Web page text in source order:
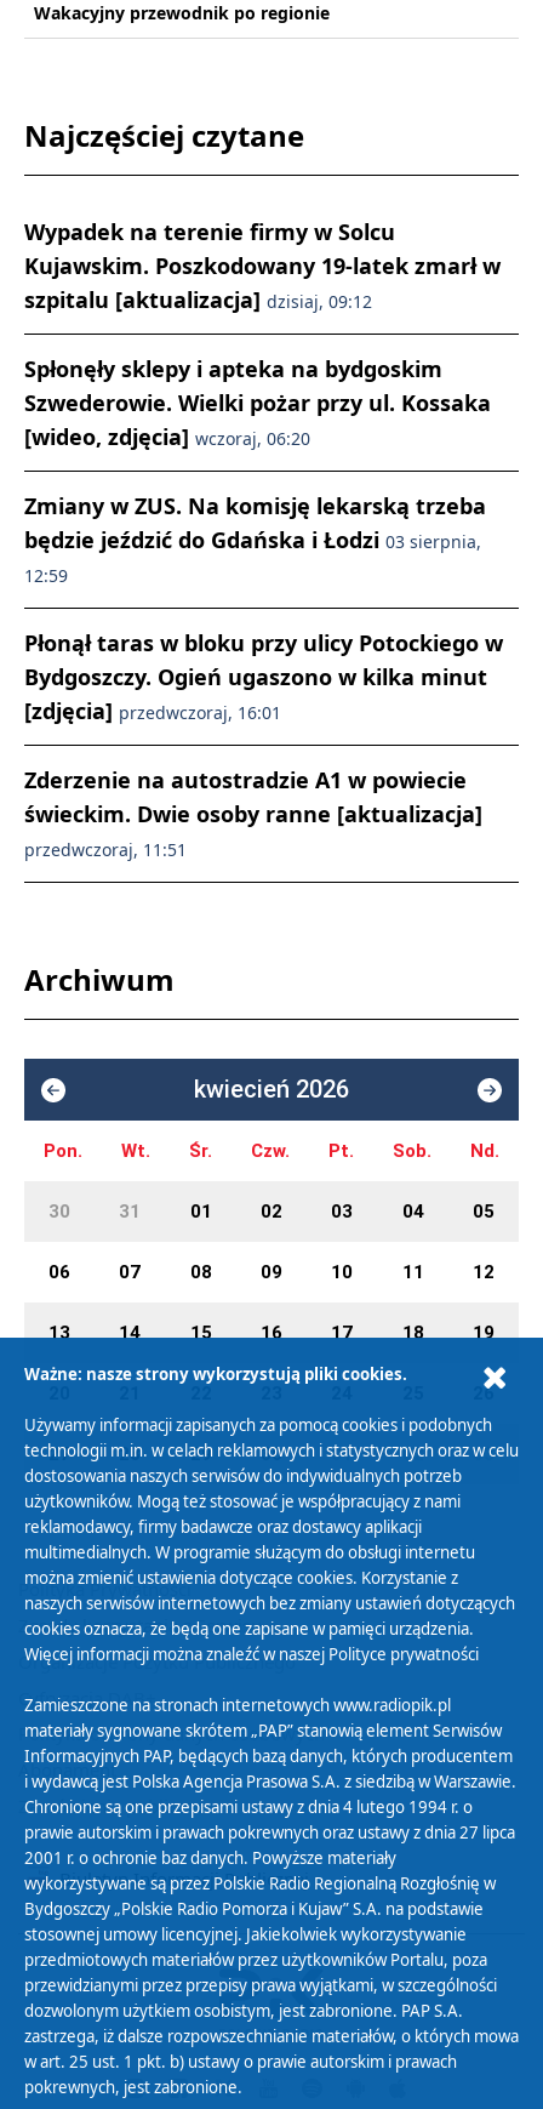
Wakacyjny przewodnik po regionie
Najczęściej czytane
Wypadek na terenie firmy w Solcu
Kujawskim. Poszkodowany 19-latek zmarł w
szpitalu [aktualizacja] dzisiaj, 09:12
Spłonęły sklepy i apteka na bydgoskim
Szwederowie. Wielki pożar przy ul. Kossaka
[wideo, zdjęcia] wczoraj, 06:20
Zmiany w ZUS. Na komisję lekarską trzeba
będzie jeździć do Gdańska i Łodzi 03 sierpnia,
12:59
Płonął taras w bloku przy ulicy Potockiego w
Bydgoszczy. Ogień ugaszono w kilka minut
[zdjęcia] przedwczoraj, 16:01
Zderzenie na autostradzie A1 w powiecie
świeckim. Dwie osoby ranne [aktualizacja]
przedwczoraj, 11:51
Archiwum
kwiecień 2026
Pon. Wt. Śr. Czw. Pt. Sob. Nd.
30 31 01 02 03 04 05
06 07 08 09 10 11 12
13 14 15 16 17 18 19
26
27 28 29 30 01 02 03
Polityka Prywatności
Zasady korzystania z Serwisu
Organizacje Pożytku Publicznego
Cyfryzacja DAB+
Polityka ochrony danych osobowych
Abonament
Zamówienia publiczne
Biuletyn Informacji Publicznej
Ważne: nasze strony wykorzystują pliki cookies.
Używamy informacji zapisanych za pomocą cookies i podobnych
technologii m.in. w celach reklamowych i statystycznych oraz w celu
dostosowania naszych serwisów do indywidualnych potrzeb
użytkowników. Mogą też stosować je współpracujący z nami
reklamodawcy, firmy badawcze oraz dostawcy aplikacji
multimedialnych. W programie służącym do obsługi internetu
można zmienić ustawienia dotyczące cookies. Korzystanie z
naszych serwisów internetowych bez zmiany ustawień dotyczących
cookies oznacza, że będą one zapisane w pamięci urządzenia.
Więcej informacji można znaleźć w naszej Polityce prywatności
Zamieszczone na stronach internetowych www.radiopik.pl
materiały sygnowane skrótem „PAP” stanowią element Serwisów
Informacyjnych PAP, będących bazą danych, których producentem
i wydawcą jest Polska Agencja Prasowa S.A. z siedzibą w Warszawie.
Chronione są one przepisami ustawy z dnia 4 lutego 1994 r. o
prawie autorskim i prawach pokrewnych oraz ustawy z dnia 27 lipca
2001 r. o ochronie baz danych. Powyższe materiały
wykorzystywane są przez Polskie Radio Regionalną Rozgłośnię w
Bydgoszczy „Polskie Radio Pomorza i Kujaw” S.A. na podstawie
stosownej umowy licencyjnej. Jakiekolwiek wykorzystywanie
przedmiotowych materiałów przez użytkowników Portalu, poza
przewidzianymi przez przepisy prawa wyjątkami, w szczególności
dozwolonym użytkiem osobistym, jest zabronione. PAP S.A.
zastrzega, iż dalsze rozpowszechnianie materiałów, o których mowa
w art. 25 ust. 1 pkt. b) ustawy o prawie autorskim i prawach
pokrewnych, jest zabronione.